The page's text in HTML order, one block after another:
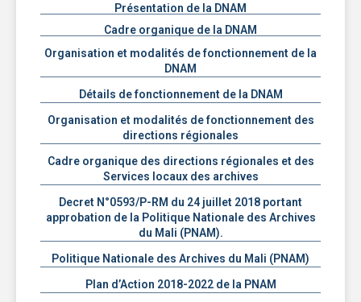
Présentation de la DNAM
Cadre organique de la DNAM
Organisation et modalités de fonctionnement de la
DNAM
Détails de fonctionnement de la DNAM
Organisation et modalités de fonctionnement des
directions régionales
Cadre organique des directions régionales et des
Services locaux des archives
Decret N°0593/P-RM du 24 juillet 2018 portant
approbation de la Politique Nationale des Archives
du Mali (PNAM).
Politique Nationale des Archives du Mali (PNAM)
Plan d’Action 2018-2022 de la PNAM